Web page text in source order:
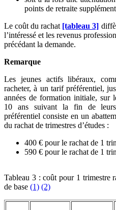
points de retraite
Le coût du rachat [tableau 3]
l’intéressé et les revenus
précédant la demande.
Remarque
Les jeunes actifs libéraux,
racheter, à un tarif préférentiel,
années de formation initiale, sur
10 ans suivant la fin de
préférentiel consiste en un
du rachat de trimestres d’études :
400 € pour le rachat de 1
590 € pour le rachat de 1
Tableau 3 : coût pour 1 trimestre
de base (1) (2)